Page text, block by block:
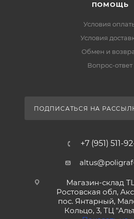
ПОМОЩЬ
Условия
Условия
Обмен и
Вопрос-ответ
ПОДПИСАТЬСЯ НА
+7 (951) 511-
Магазин-склад
Ростовская обл,
пос. Янтарный,
Кольцо, 3, ТЦ